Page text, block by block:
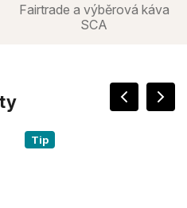
Fairtrade a výběrová káva
SCA
Tip